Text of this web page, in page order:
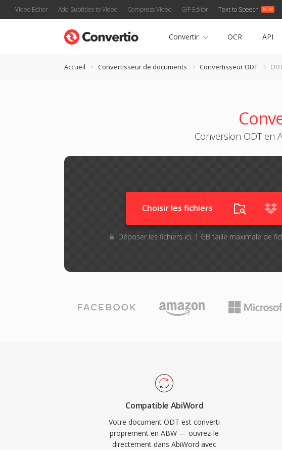
Video Editor Add Subtitles to Video Compress Video GIF Editor Text to Speech
Convertir OCR API
Accueil Convertisseur de documents Convertisseur ODT
Conversion ODT en
Choisir les fichiers
Déposer les fichiers ici. 1 GB taille maximale de
Compatible AbiWord
Votre document ODT est converti
proprement en ABW — ouvrez-le
directement dans AbiWord avec